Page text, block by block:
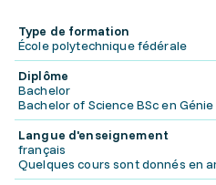
Type de formation
École polytechnique fédérale
Diplôme
Bachelor
Bachelor of Science BSc en
Langue d'enseignement
français
Quelques cours sont donnés en